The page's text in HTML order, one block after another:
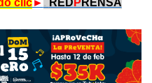
clic► RED P RENSA